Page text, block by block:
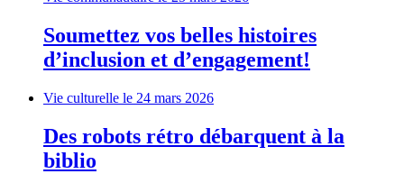
Soumettez vos belles histoires
d’inclusion et d’engagement!
Vie culturelle le 24 mars 2026
Des robots rétro débarquent à la
biblio